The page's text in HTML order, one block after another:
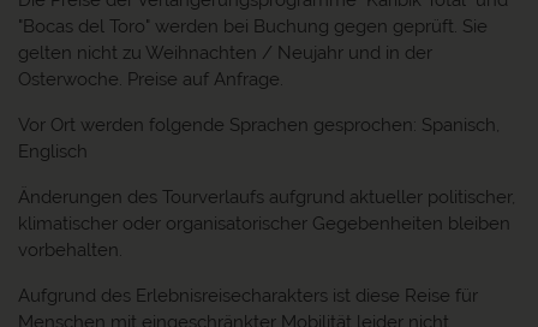
"Bocas del Toro" werden bei Buchung gegen geprüft. Sie
gelten nicht zu Weihnachten / Neujahr und in der
Osterwoche. Preise auf Anfrage.
Vor Ort werden folgende Sprachen gesprochen: Spanisch,
Englisch
Änderungen des Tourverlaufs aufgrund aktueller politischer,
klimatischer oder organisatorischer Gegebenheiten bleiben
vorbehalten.
Aufgrund des Erlebnisreisecharakters ist diese Reise für